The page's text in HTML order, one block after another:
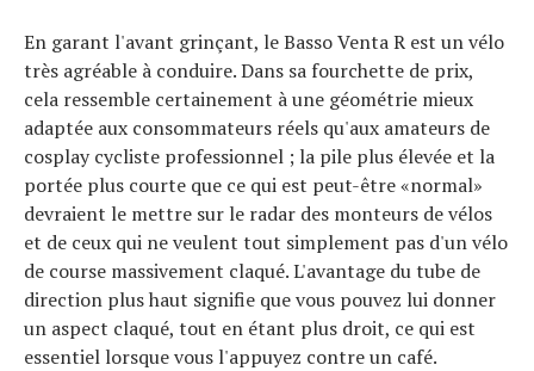
En garant l'avant grinçant, le Basso Venta R est un vélo
très agréable à conduire. Dans sa fourchette de prix,
cela ressemble certainement à une géométrie mieux
adaptée aux consommateurs réels qu'aux amateurs de
cosplay cycliste professionnel ; la pile plus élevée et la
portée plus courte que ce qui est peut-être «normal»
devraient le mettre sur le radar des monteurs de vélos
et de ceux qui ne veulent tout simplement pas d'un vélo
de course massivement claqué. L'avantage du tube de
direction plus haut signifie que vous pouvez lui donner
un aspect claqué, tout en étant plus droit, ce qui est
essentiel lorsque vous l'appuyez contre un café.